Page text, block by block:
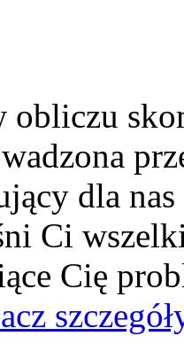
obliczu
dla
Ci
Cię